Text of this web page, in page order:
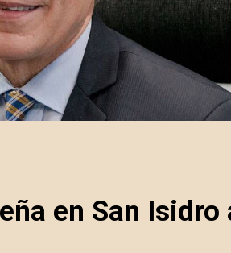
en San Isidro